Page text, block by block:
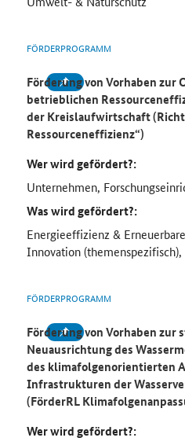
FÖRDERPROGRAMM
Förderung von Vorhaben zur
betrieblichen
der Kreislaufwirtschaft
Ressourceneffizienz“)
Wer wird gefördert?:
Unternehmen,
Was wird gefördert?:
Energieeffizienz &
Innovation
FÖRDERPROGRAMM
Förderung von Vorhaben zur
Neuausrichtung des
des klimafolgenorientierten
Infrastrukturen der
(FörderRL
Wer wird gefördert?: